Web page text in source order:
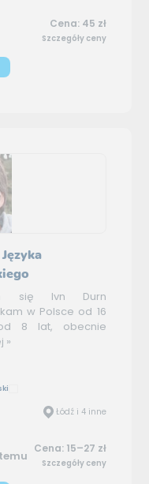
Cena: 45 zł
Szczegóły ceny
się Ivn Durn
w Polsce od 16
8 lat, obecnie
»
Łódź i 4 inne
Cena: 15–27 zł
Szczegóły ceny